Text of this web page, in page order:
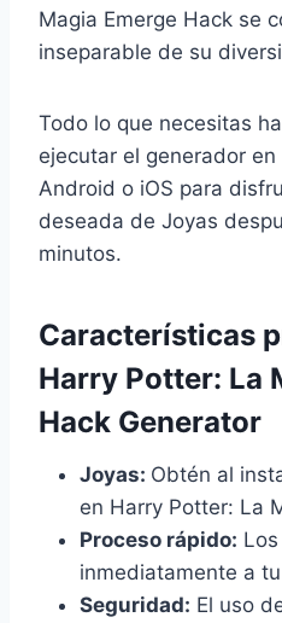
Magia Emerge Hack se
inseparable de su
Todo lo que necesitas
ejecutar el generador
Android o iOS para
deseada de Joyas
minutos.
Características
Harry Potter: La
Hack Generator
Joyas: Obtén al
en Harry Potter: La
Proceso rápido:
inmediatamente a
Seguridad: El uso